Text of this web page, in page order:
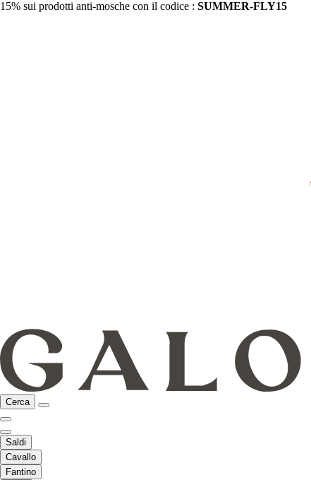
15% sui prodotti anti-mosche con il codice : SUMMER-FLY15
Cerca
Saldi
Cavallo
Fantino